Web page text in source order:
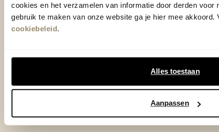
cookies en het verzamelen van informatie door derden voor
gebruik te maken van onze website ga je hier mee akkoord.
cookiebeleid.
Alles toestaan
Aanpassen
Klantenservice
Over Eijerkamp
TrustScore4.7